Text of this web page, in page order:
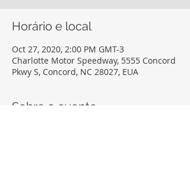
Horário e local
Oct 27, 2020, 2:00 PM GMT-3
Charlotte Motor Speedway, 5555 Concord
Pkwy S, Concord, NC 28027, EUA
Sobre o evento